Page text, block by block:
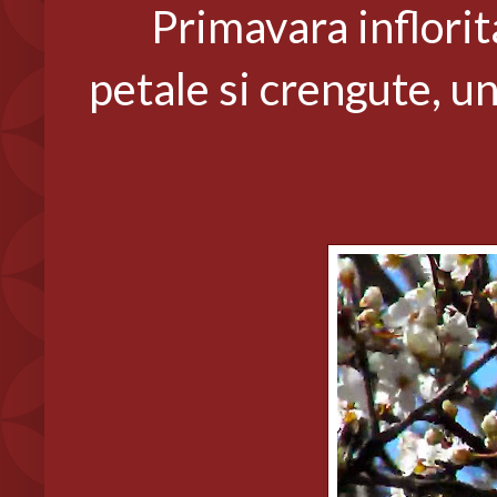
Primavara
petale si crengute,